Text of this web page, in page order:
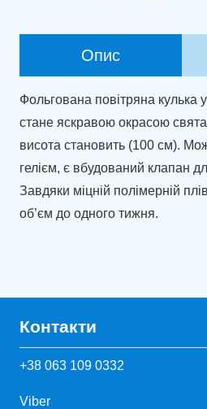
Опис
Фольгована повітряна кулька
стане яскравою окрасою свята.
висота становить (100 см).
гелієм, є вбудований клапан
Завдяки міцній полімерній
об’єм до одного тижня.
Контакти
+38 063 109 0332
Viber